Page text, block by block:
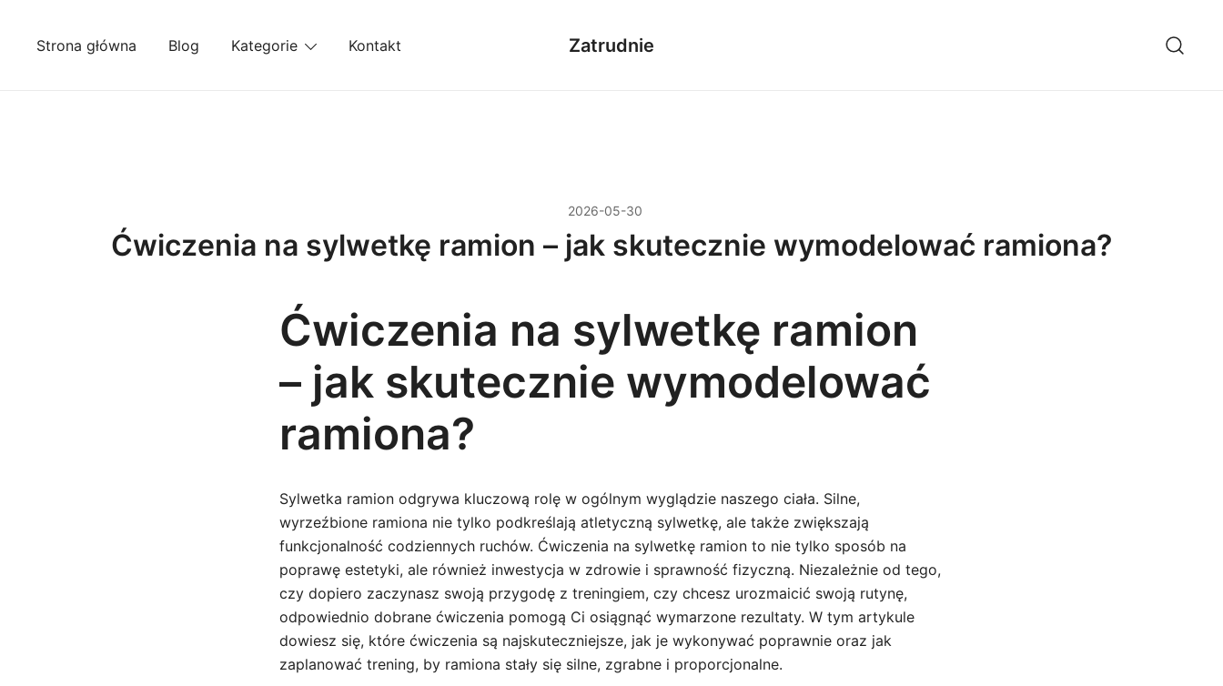
Strona główna Blog Kategorie Kontakt Zatrudnie
2026-05-30
Ćwiczenia na sylwetkę ramion – jak skutecznie wymodelować ramiona?
Ćwiczenia na sylwetkę ramion
– jak skutecznie wymodelować
ramiona?
Sylwetka ramion odgrywa kluczową rolę w ogólnym wyglądzie naszego ciała. Silne,
wyrzeźbione ramiona nie tylko podkreślają atletyczną sylwetkę, ale także zwiększają
funkcjonalność codziennych ruchów. Ćwiczenia na sylwetkę ramion to nie tylko sposób na
poprawę estetyki, ale również inwestycja w zdrowie i sprawność fizyczną. Niezależnie od tego,
czy dopiero zaczynasz swoją przygodę z treningiem, czy chcesz urozmaicić swoją rutynę,
odpowiednio dobrane ćwiczenia pomogą Ci osiągnąć wymarzone rezultaty. W tym artykule
dowiesz się, które ćwiczenia są najskuteczniejsze, jak je wykonywać poprawnie oraz jak
zaplanować trening, by ramiona stały się silne, zgrabne i proporcjonalne.